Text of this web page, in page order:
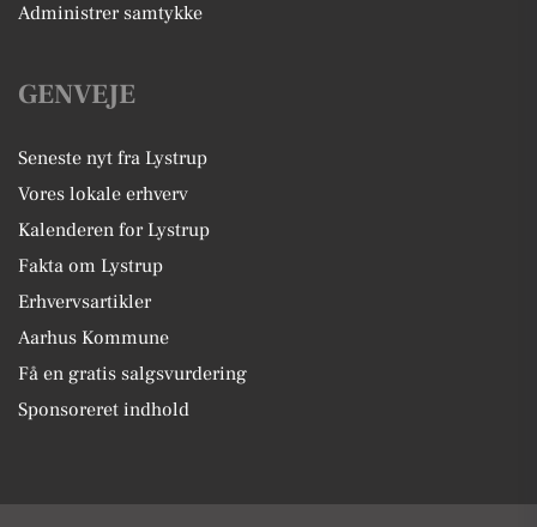
Administrer samtykke
GENVEJE
Seneste nyt fra Lystrup
Vores lokale erhverv
Kalenderen for Lystrup
Fakta om Lystrup
Erhvervsartikler
Aarhus Kommune
Få en gratis salgsvurdering
Sponsoreret indhold